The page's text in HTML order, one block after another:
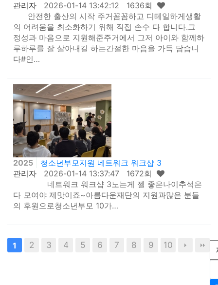
관리자 2026-01-14 13:42:12 1636회
안전한 출산의 시작 주거꼼꼼하고 디테일하게생활
의 어려움을 최소화하기 위해 직접 손수 다 합니다.그
정성과 마음으로 지원해준주거에서 그저 아이와 함께하
루하루를 잘 살아내길 하는간절한 마음을 가득 담습니
다#인…
2025
청소년부모지원 네트워크 워크샵 3
관리자 2026-01-14 13:37:47 1672회
네트워크 워크샵 3노는게 젤 좋은나이추석은
다 모여야 제맛이죠~아름다운재단의 지원과많은 분들
의 후원으로청소년부모 10가…
1 2 3 4 5 6 7 8 9 10